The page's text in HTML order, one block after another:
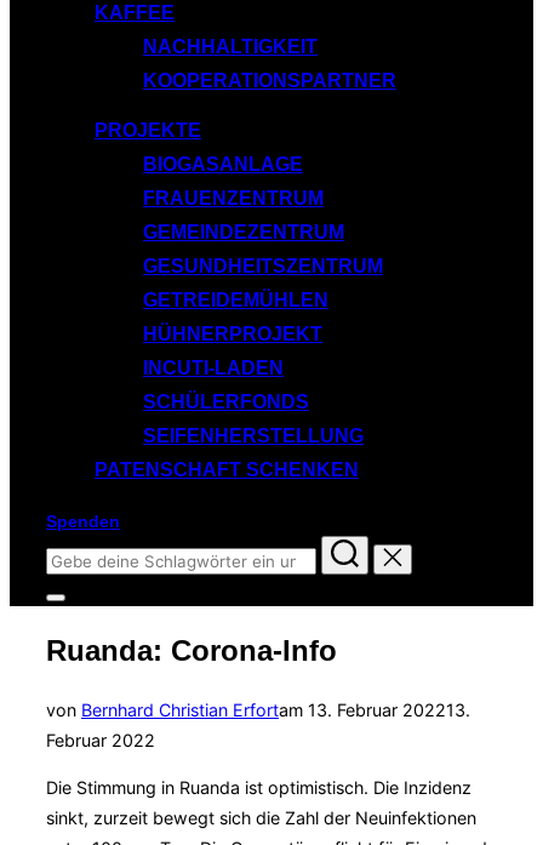
KAFFEE
NACHHALTIGKEIT
KOOPERATIONSPARTNER
PROJEKTE
BIOGASANLAGE
FRAUENZENTRUM
GEMEINDEZENTRUM
GESUNDHEITSZENTRUM
GETREIDEMÜHLEN
HÜHNERPROJEKT
INCUTI-LADEN
SCHÜLERFONDS
SEIFENHERSTELLUNG
PATENSCHAFT SCHENKEN
Spenden
Suchen
nach:
Seitenleiste
Navigation
umschalten
Ruanda: Corona-Info
von Bernhard Christian Erfortam Veröffentlicht
13. Februar 202213.
Februar 2022
Die Stimmung in Ruanda ist optimistisch. Die Inzidenz
sinkt, zurzeit bewegt sich die Zahl der Neuinfektionen